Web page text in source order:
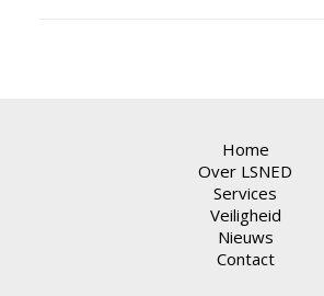
Home
Over LSNED
Services
Veiligheid
Nieuws
Contact